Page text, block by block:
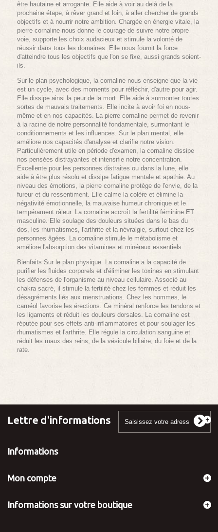
être hautaine et arrogante. Elle aide à voir au delà de la
prochaine étape, à rêver grand et loin, à aller chercher de grands
objectifs et à nourrir notre ambition. Chargée en énergie vitale, la
pierre cornaline nous donne le courage de suivre notre propre
voie, supporte les choix audacieux et stimule la volonté de
réussir dans tous les domaines. Elle nous fournit la force
d'atteindre tous les objectifs que l'on se fixe, aussi grands soient-
ils.
Sur le plan psychologique, la cornaline nous enseigne que la vie
est un cycle, avec des moments pour réfléchir, d'autre pour agir.
Elle dissipe ainsi la peur de la mort. Elle aide à surmonter toutes
sortes de mauvais traitements. Elle incite à avoir foi en nous-
même et en nos capacités. La pierre cornaline permet de revenir
à la racine de notre personnalité fondamentale, surmontant le
conditionnements et les influences. Sur le plan mental, elle
améliore nos capacités d'analyse et clarifie notre vision.
Particulièrement utile en période d'examen, la cornaline dissipe
nos pensées distrayantes et intensifie notre concentration.
Excellente pour les personnes distraites ou dans la lune, elle
aide à être plus résolu et dissipe fatigue mentale et apathie. Au
niveau des émotions, la pierre cornaline protège de l'envie, de la
fureur et du ressentiment. Elle calme la colère et élimine la
négativité émotionnelle, la mauvaise humeur chronique et le
tempérament râleur. La cornaline accroît la fertilité féminine ET
masculine. Elle soulage des douleurs situées dans le bas du
dos, les rhumatismes, l'arthrite et la névralgie, surtout chez les
personnes âgées. La cornaline stimule le métabolisme et
améliore l'absorption des vitamines et minéraux essentiels.
Bienfaits Sur le plan physique. La cornaline a la capacité de
purifier les fluides corporels et d'éliminer les toxines en stimulant
les défenses de l'organisme au niveau cellulaire. Associé au
chakra sacré, il stimule la fertilité chez les femmes et réduit les
désagréments liés aux menstruations. Chez les hommes, le
carnéol favorise les érections. Ce minéral renforce les tendons et
les ligaments et réduit les douleurs dorsales. La cornaline est
réputée pour ses effets anti-inflammatoires et pour soulager les
rhumatismes et l'arthrite. Elle régule la circulation sanguine et
réduit les maux des reins, de la vésicule biliaire, du foie et de la
rate.
Lettre d'informations
Informations
Mon compte
Informations sur votre boutique